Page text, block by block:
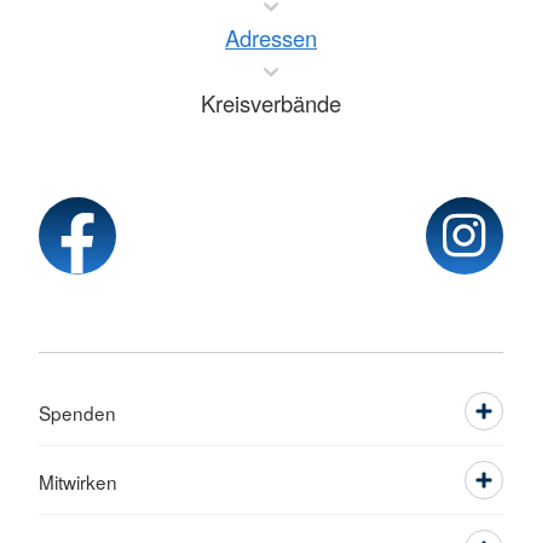
Adressen
Kreisverbände
Spenden
Mitwirken